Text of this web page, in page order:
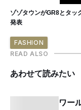
ゾゾタウンがGR8とタッ
発表
FASHION
READ ALSO
あわせて読みたい
ワー